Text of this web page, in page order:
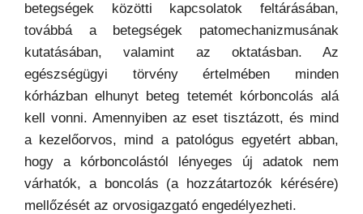
betegségek közötti kapcsolatok feltárásában,
továbbá a betegségek patomechanizmusának
kutatásában, valamint az oktatásban. Az
egészségügyi törvény értelmében minden
kórházban elhunyt beteg tetemét kórboncolás alá
kell vonni. Amennyiben az eset tisztázott, és mind
a kezelőorvos, mind a patológus egyetért abban,
hogy a kórboncolástól lényeges új adatok nem
várhatók, a boncolás (a hozzátartozók kérésére)
mellőzését az orvosigazgató engedélyezheti.